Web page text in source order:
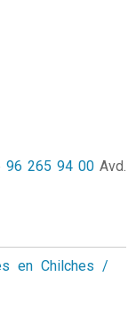
96 265 94 00Avd.
en Chilches /